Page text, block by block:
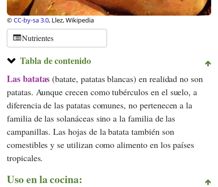
©CC-by-sa 3.0, Llez, Wikipedia
Nutrientes
Tabla de contenido
Las batatas (batate, patatas blancas) en realidad no son
patatas. Aunque crecen como tubérculos en el suelo, a
diferencia de las patatas comunes, no pertenecen a la
familia de las solanáceas sino a la familia de las
campanillas. Las hojas de la batata también son
comestibles y se utilizan como alimento en los países
tropicales.
Uso en la cocina: